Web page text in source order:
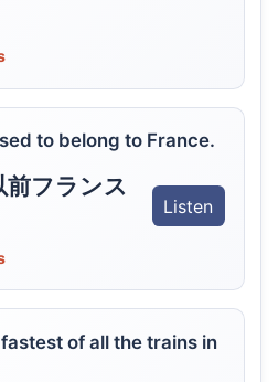
to belong to France.
フランス
Listen
of all the trains in